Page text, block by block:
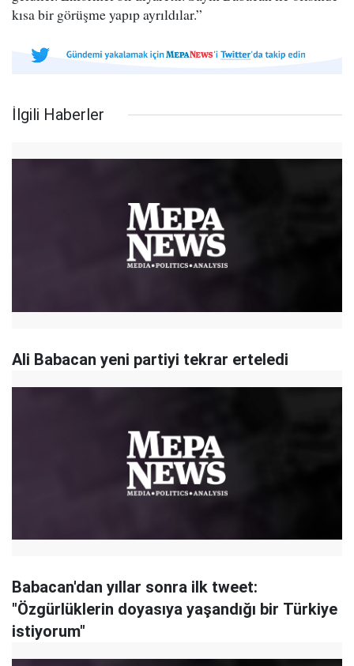
kısa bir görüşme yapıp ayrıldılar.”
İlgili Haberler
Ali Babacan yeni partiyi tekrar erteledi
Babacan'dan yıllar sonra ilk tweet:
"Özgürlüklerin doyasıya yaşandığı bir Türkiye
istiyorum"